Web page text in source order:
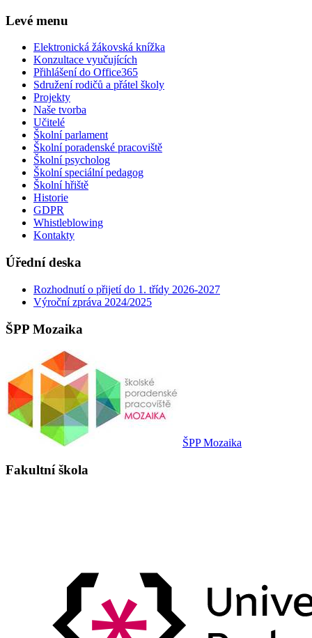
Levé menu
Elektronická žákovská knížka
Konzultace vyučujících
Přihlášení do Office365
Sdružení rodičů a přátel školy
Projekty
Naše tvorba
Učitelé
Školní parlament
Školní poradenské pracoviště
Školní psycholog
Školní speciální pedagog
Školní hřiště
Historie
GDPR
Whistleblowing
Kontakty
Úřední deska
Rozhodnutí o přijetí do 1. třídy 2026-2027
Výroční zpráva 2024/2025
ŠPP Mozaika
ŠPP Mozaika
Fakultní škola